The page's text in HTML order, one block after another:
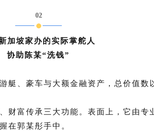
02
加坡家办的实际掌舵人
协助陈某“洗钱”
艇、豪车与大额金融资产，总价值数
财富传承三大功能。表面上，它由专
在郭某彤手中。